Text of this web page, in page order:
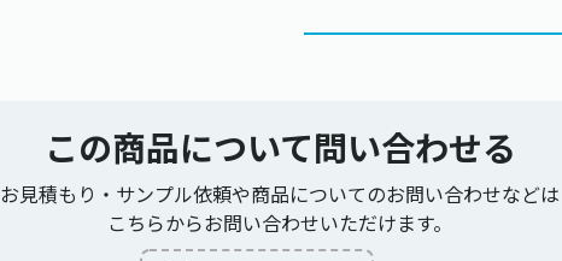
この商品について 問い合わせる
お見積もり・サンプル依頼や商品についてのお問い合わせなどは
こちらからお問い合わせいただけます。